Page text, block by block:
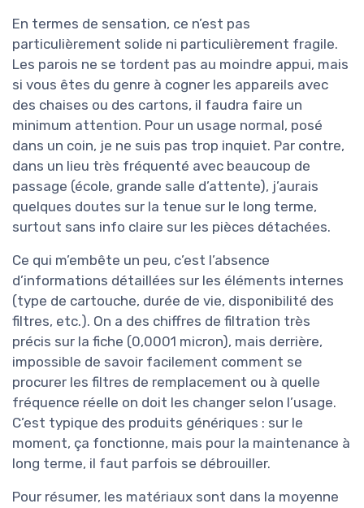
En termes de sensation, ce n’est pas
particulièrement solide ni particulièrement fragile.
Les parois ne se tordent pas au moindre appui, mais
si vous êtes du genre à cogner les appareils avec
des chaises ou des cartons, il faudra faire un
minimum attention. Pour un usage normal, posé
dans un coin, je ne suis pas trop inquiet. Par contre,
dans un lieu très fréquenté avec beaucoup de
passage (école, grande salle d’attente), j’aurais
quelques doutes sur la tenue sur le long terme,
surtout sans info claire sur les pièces détachées.
Ce qui m’embête un peu, c’est l’absence
d’informations détaillées sur les éléments internes
(type de cartouche, durée de vie, disponibilité des
filtres, etc.). On a des chiffres de filtration très
précis sur la fiche (0,0001 micron), mais derrière,
impossible de savoir facilement comment se
procurer les filtres de remplacement ou à quelle
fréquence réelle on doit les changer selon l’usage.
C’est typique des produits génériques : sur le
moment, ça fonctionne, mais pour la maintenance à
long terme, il faut parfois se débrouiller.
Pour résumer, les matériaux sont dans la moyenne